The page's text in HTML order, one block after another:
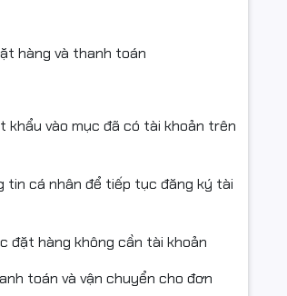
#MayChamCongWifi
hàng và thanh toán
khẩu vào mục đã có tài khoản trên
tin cá nhân để tiếp tục đăng ký tài
đặt hàng không cần tài khoản
toán và vận chuyển cho đơn